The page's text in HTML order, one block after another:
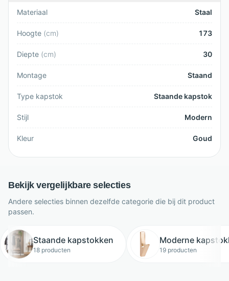
Materiaal Staal
Hoogte (cm) 173
Diepte (cm) 30
Montage Staand
Type kapstok Staande kapstok
Stijl Modern
Kleur Goud
Bekijk vergelijkbare selecties
Andere selecties binnen dezelfde categorie die bij dit product
passen.
Staande kapstokken
18 producten
Moderne
19 producten